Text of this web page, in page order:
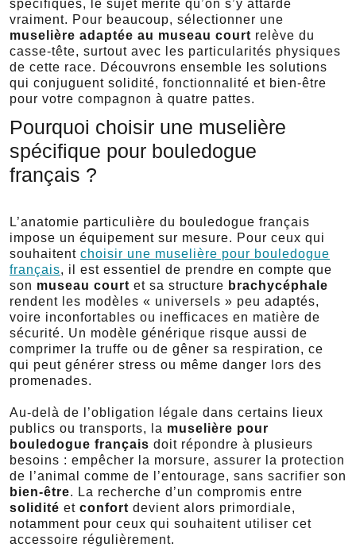
spécifiques, le sujet mérite qu’on s’y attarde
vraiment. Pour beaucoup, sélectionner une
muselière adaptée au museau court relève du
casse-tête, surtout avec les particularités physiques
de cette race. Découvrons ensemble les solutions
qui conjuguent solidité, fonctionnalité et bien-être
pour votre compagnon à quatre pattes.
Pourquoi choisir une muselière
spécifique pour bouledogue
français ?
L’anatomie particulière du bouledogue français
impose un équipement sur mesure. Pour ceux qui
souhaitent choisir une muselière pour bouledogue
français, il est essentiel de prendre en compte que
son museau court et sa structure brachycéphale
rendent les modèles « universels » peu adaptés,
voire inconfortables ou inefficaces en matière de
sécurité. Un modèle générique risque aussi de
comprimer la truffe ou de gêner sa respiration, ce
qui peut générer stress ou même danger lors des
promenades.
Au-delà de l’obligation légale dans certains lieux
publics ou transports, la muselière pour
bouledogue français doit répondre à plusieurs
besoins : empêcher la morsure, assurer la protection
de l’animal comme de l’entourage, sans sacrifier son
bien-être. La recherche d’un compromis entre
solidité et confort devient alors primordiale,
notamment pour ceux qui souhaitent utiliser cet
accessoire régulièrement.